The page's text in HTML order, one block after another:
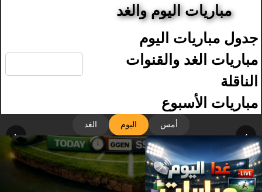
مباريات اليوم والغد
جدول مباريات اليوم
مباريات الغد والقنوات
الناقلة
مباريات الأسبوع
أمس اليوم الغد
‹ ›